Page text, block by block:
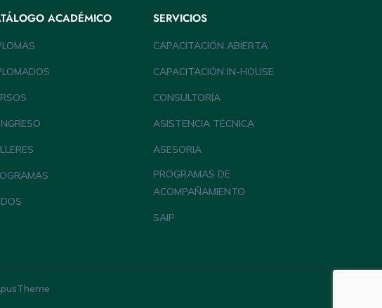
ACADÉMICO SERVICIOS
CAPACITACIÓN ABIERTA
CAPACITACIÓN IN-HOUSE
CONSULTORÍA
ASISTENCIA TÉCNICA
ASESORIA
PROGRAMAS DE
ACOMPAÑAMIENTO
SAIP